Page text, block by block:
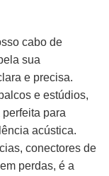
cabo de
sua
e precisa.
e estúdios,
para
acústica.
conectores de
perdas, é a